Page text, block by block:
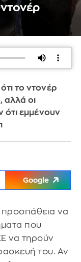
το ντονέρ
αλλά οι
ότι εμμένουν
Google
προσπάθεια να
που
να τηρούν
του. Αν